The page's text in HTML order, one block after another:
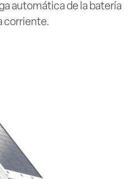
automática de la batería
corriente.